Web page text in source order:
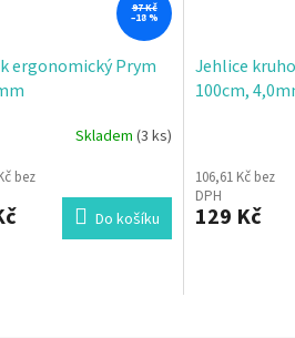
97 Kč
–18 %
ergonomický Prym
Skladem(3 ks)
bez
Do košíku
Jehlice
100cm,
106,61 Kč bez
DPH
129 Kč